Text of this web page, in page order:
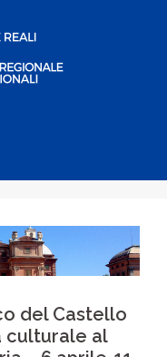
del Castello
culturale al